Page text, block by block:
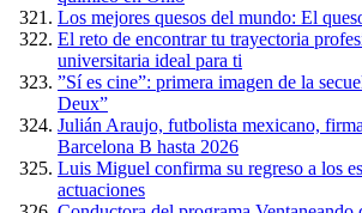
Los mejores quesos del mundo: El
El reto de encontrar tu trayectoria
universitaria ideal para ti
”Sí es cine”: primera imagen de la
Deux”
Julián Araujo, futbolista mexicano,
Barcelona B hasta 2026
Luis Miguel confirma su regreso a los
actuaciones